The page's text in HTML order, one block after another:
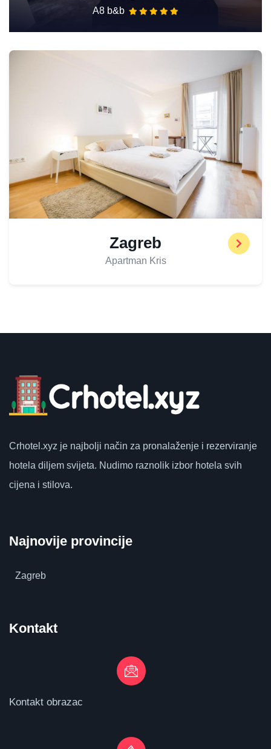
A8 b&b
Zagreb
Apartman Kris
Crhotel.xyz je najbolji način za pronalaženje i rezerviranje
hotela diljem svijeta. Nudimo raznolik izbor hotela svih
cijena i stilova.
Najnovije provincije
Zagreb
Kontakt
Kontakt obrazac